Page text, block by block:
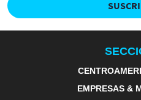
EMPRESAS &